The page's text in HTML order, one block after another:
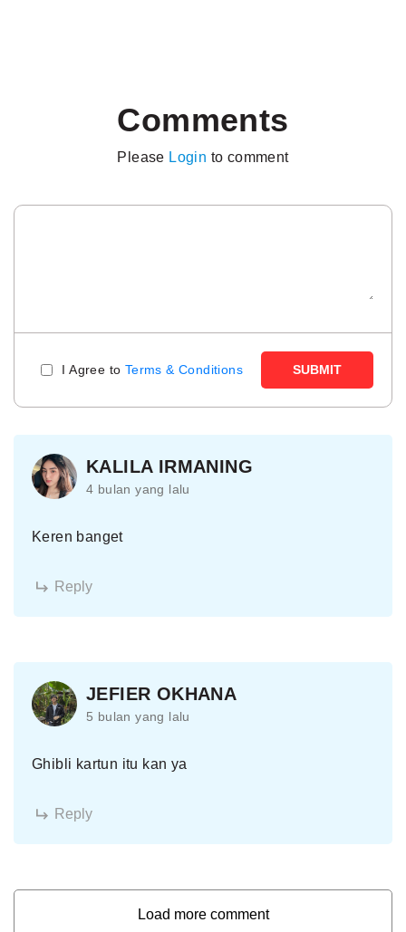
Comments
Please Login to comment
I Agree to Terms & Conditions SUBMIT
KALILA IRMANING
4 bulan yang lalu
Keren banget
Reply
JEFIER OKHANA
5 bulan yang lalu
Ghibli kartun itu kan ya
Reply
Load more comment